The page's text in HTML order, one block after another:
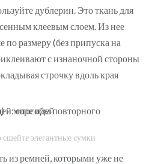
дублерин. Это ткань для
клеевым слоем. Из нее
по размеру (без припуска на
с изнаночной стороны
строчку вдоль края
элегантные сумки
из ремней, которыми уже не